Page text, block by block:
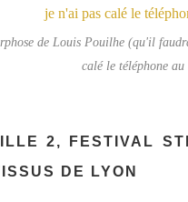
de Louis Pouilhe (qu'il
calé le téléphone au
2, FESTIVAL
DE LYON